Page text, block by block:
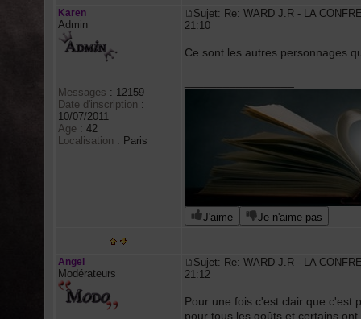
Karen
Admin
Messages : 12159
Date d'inscription :
10/07/2011
Age : 42
Localisation : Paris
Sujet: Re: WARD J.R - LA
21:10
Ce sont les autres personnages
J'aime Je n'aime pas
Angel
Modérateurs
Sujet: Re: WARD J.R - LA
21:12
Pour une fois c'est clair que c'est
pour tous les goûts et certains